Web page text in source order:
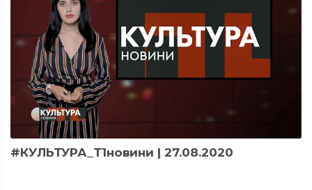
#КУЛЬТУРА_Т1новини | 27.08.2020